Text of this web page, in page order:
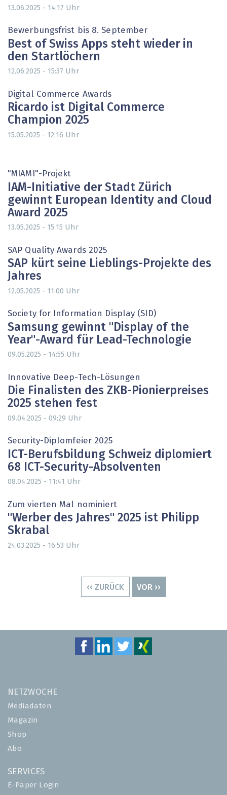
13.06.2025 - 14:17 Uhr
Bewerbungsfrist bis 8. September
Best of Swiss Apps steht wieder in
den Startlöchern
12.06.2025 - 15:37 Uhr
Digital Commerce Awards
Ricardo ist Digital Commerce
Champion 2025
15.05.2025 - 12:16 Uhr
"MIAMI"-Projekt
IAM-Initiative der Stadt Zürich
gewinnt European Identity and Cloud
Award 2025
13.05.2025 - 15:15 Uhr
SAP Quality Awards 2025
SAP kürt seine Lieblings-Projekte des
Jahres
12.05.2025 - 11:00 Uhr
Society for Information Display (SID)
Samsung gewinnt "Display of the
Year"-Award für Lead-Technologie
09.05.2025 - 14:55 Uhr
Innovative Deep-Tech-Lösungen
Die Finalisten des ZKB-Pionierpreises
2025 stehen fest
09.04.2025 - 09:29 Uhr
Security-Diplomfeier 2025
ICT-Berufsbildung Schweiz diplomiert
68 ICT-Security-Absolventen
08.04.2025 - 11:41 Uhr
Zum vierten Mal nominiert
"Werber des Jahres" 2025 ist Philipp
Skrabal
24.03.2025 - 16:53 Uhr
VORHERIGE
‹‹ ZURÜCK
NÄCHSTE
VOR ››
NETZWOCHE
Mediadaten
Magazin
Shop
Abo
SERVICES
E-Paper Login